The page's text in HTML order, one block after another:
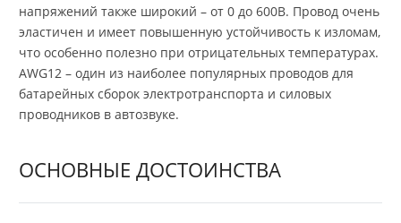
напряжений также широкий – от 0 до 600В. Провод очень
эластичен и имеет повышенную устойчивость к изломам,
что особенно полезно при отрицательных температурах.
AWG12 – один из наиболее популярных проводов для
батарейных сборок электротранспорта и силовых
проводников в автозвуке.
ОСНОВНЫЕ ДОСТОИНСТВА